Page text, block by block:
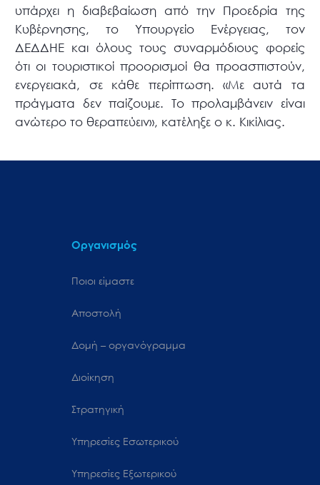
υπάρχει η διαβεβαίωση από την Προεδρία της
Κυβέρνησης, το Υπουργείο Ενέργειας, τον
ΔΕΔΔΗΕ και όλους τους συναρμόδιους φορείς
ότι οι τουριστικοί προορισμοί θα προασπιστούν,
ενεργειακά, σε κάθε περίπτωση. «Με αυτά τα
πράγματα δεν παίζουμε. Το προλαμβάνειν είναι
ανώτερο το θεραπεύειν», κατέληξε ο κ. Κικίλιας.
Οργανισμός
Ποιοι είμαστε
Αποστολή
Δομή – οργανόγραμμα
Διοίκηση
Στρατηγική
Υπηρεσίες Εσωτερικού
Υπηρεσίες Εξωτερικού